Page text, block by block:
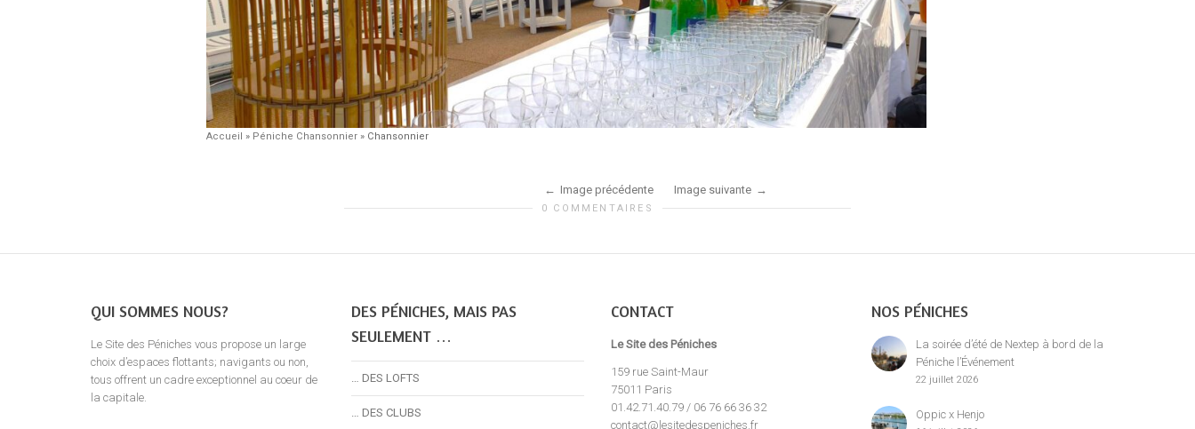
Accueil » Péniche Chansonnier » Chansonnier
Image précédente Image suivante
0 COMMENTAIRES
QUI SOMMES NOUS?
Le Site des Péniches vous propose un large
choix d’espaces flottants; navigants ou non,
tous offrent un cadre exceptionnel au coeur de
la capitale.
DES PÉNICHES, MAIS PAS
SEULEMENT …
… DES LOFTS
… DES CLUBS
CONTACT
Le Site des Péniches
159 rue Saint-Maur
75011 Paris
01.42.71.40.79 / 06 76 66 36 32
contact@lesitedespeniches.fr
NOS PÉNICHES
La soirée d’été de Nextep à bord de la
Péniche l’Événement
22 juillet 2026
Oppic x Henjo